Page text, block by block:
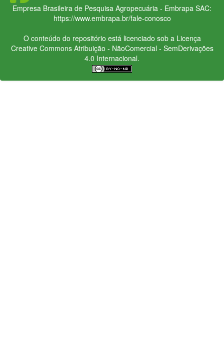
Empresa Brasileira de Pesquisa Agropecuária - Embrapa SAC:
https://www.embrapa.br/fale-conosco
O conteúdo do repositório está licenciado sob a Licença
Creative CommonsAtribuição - NãoComercial - SemDerivações
4.0 Internacional.